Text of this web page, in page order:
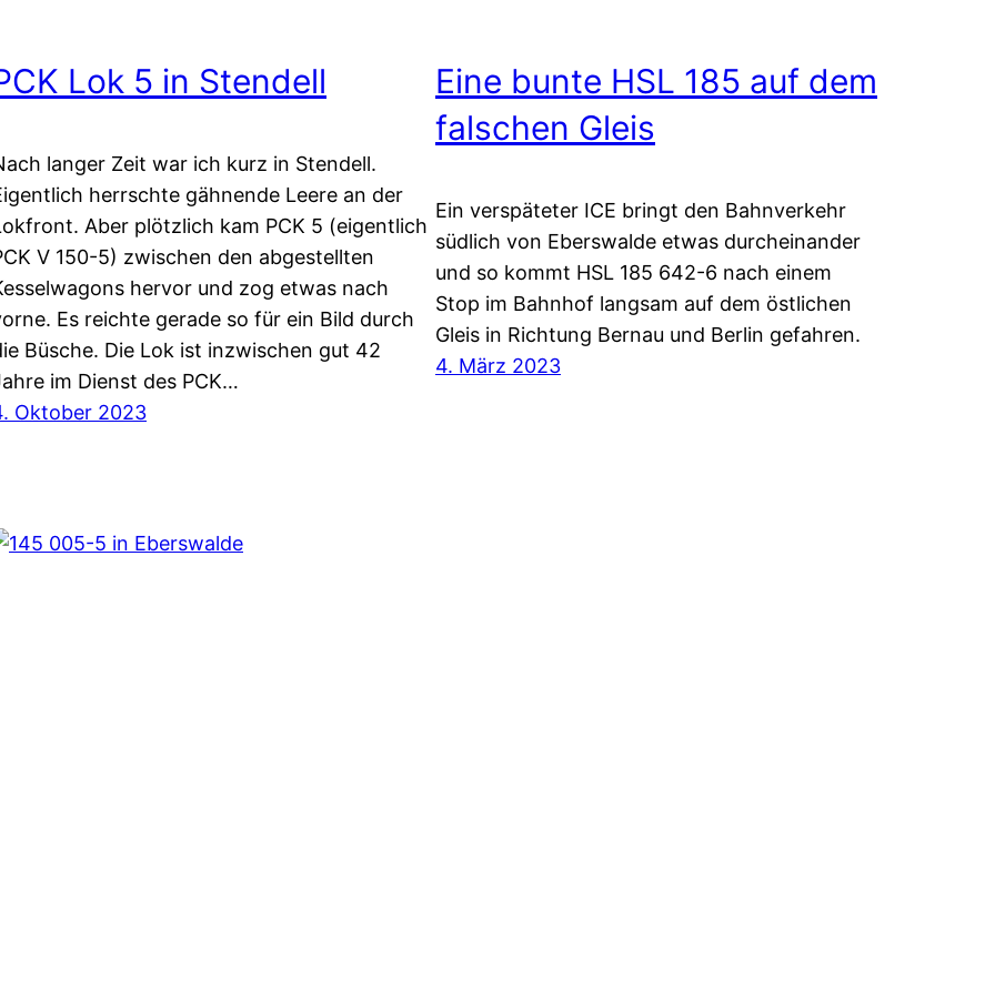
Lok 5 in Stendell
langer Zeit war ich kurz in Stendell.
herrschte gähnende Leere an der
Aber plötzlich kam PCK 5 (eigentlich
V 150-5) zwischen den abgestellten
hervor und zog etwas nach
Es reichte gerade so für ein Bild durch
Büsche. Die Lok ist inzwischen gut 42
im Dienst des PCK…
Oktober 2023
Eine bunte HSL 185 auf dem
falschen Gleis
Ein verspäteter ICE bringt den Bahnverkehr
südlich von Eberswalde etwas durcheinander
und so kommt HSL 185 642-6 nach einem
Stop im Bahnhof langsam auf dem östlichen
Gleis in Richtung Bernau und Berlin gefahren.
4. März 2023